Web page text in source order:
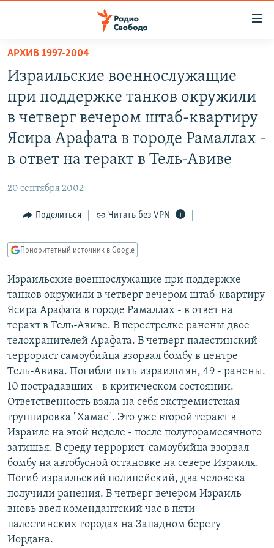
упрощенного
доступа
основному
содержанию
Вернутся
главной
навигации
Вернутся
поиску
ПОДКАСТЫ
АВТОРСКИЕ ПРОЕКТЫ
ЦИТАТЫ СВОБОДЫ
МНЕНИЯ
IDEL.РЕАЛИИ
КАВКАЗ.РЕАЛИИ
СЕВЕР.РЕАЛИИ
РАСПИСАНИЕ ВЕЩАНИЯ
ПОДПИШИТЕСЬ НА РАССЫЛКУ
СОЦИАЛЬНЫЕ СЕТИ
Все сайты РСЕ/РС
АРХИВ 1997-2004
Израильские военнослужащие
при поддержке танков окружили
в четверг вечером штаб-квартиру
Ясира Арафата в городе Рамаллах -
в ответ на теракт в Тель-Авиве
20 сентября 2002
Поделиться Читать без VPN
Приоритетный источник в Google
Израильские военнослужащие при поддержке
танков окружили в четверг вечером штаб-квартиру
Ясира Арафата в городе Рамаллах - в ответ на
теракт в Тель-Авиве. В перестрелке ранены двое
телохранителей Арафата. В четверг палестинский
террорист самоубийца взорвал бомбу в центре
Тель-Авива. Погибли пять израильтян, 49 - ранены.
10 пострадавших - в критическом состоянии.
Ответственность взяла на себя экстремистская
группировка "Хамас". Это уже второй теракт в
Израиле на этой неделе - после полуторамесячного
затишья. В среду террорист-самоубийца взорвал
бомбу на автобусной остановке на севере Израиля.
Погиб израильский полицейский, два человека
получили ранения. В четверг вечером Израиль
вновь ввел комендантский час в пяти
палестинских городах на Западном берегу
Иордана.